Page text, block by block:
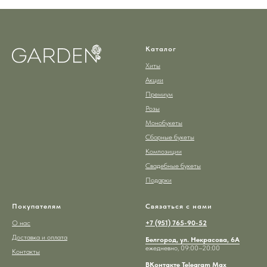
Каталог
Хиты
Акции
Премиум
Розы
Монобукеты
Сборные букеты
Композиции
Свадебные букеты
Подарки
Покупателям
О нас
Доставка и оплата
Контакты
Связаться с нами
+7 (951) 765-90-52
Белгород, ул. Некрасова, 6А
ежедневно, 09:00–20:00
ВКонтакте Telegram Max